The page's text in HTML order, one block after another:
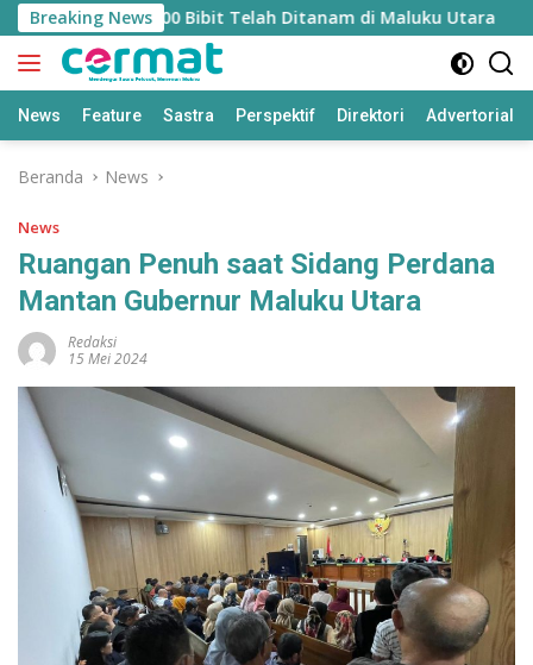
Langsung
ke
konten
Breaking News
36.500 Bibit Telah Ditanam di Maluku Utara
News Feature Sastra Perspektif Direktori Advertorial
Beranda News
News
Ruangan Penuh saat Sidang Perdana
Mantan Gubernur Maluku Utara
Redaksi
15 Mei 2024